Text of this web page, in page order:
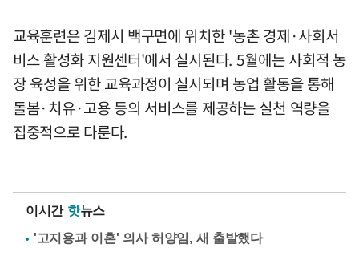
교육훈련은 김제시 백구면에 위치한 '농촌 경제·사회서
비스 활성화 지원센터'에서 실시된다. 5월에는 사회적 농
장 육성을 위한 교육과정이 실시되며 농업 활동을 통해
돌봄·치유·고용 등의 서비스를 제공하는 실천 역량을
집중적으로 다룬다.
이시간 핫뉴스
'고지용과 이혼' 의사 허양임, 새 출발했다